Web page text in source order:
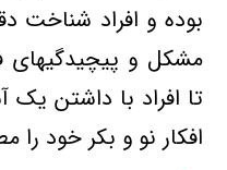
بوده و افراد شناخت
مشكل و پیچیدگیهای
تا افراد با داشتن
افكار نو و بكر خود را